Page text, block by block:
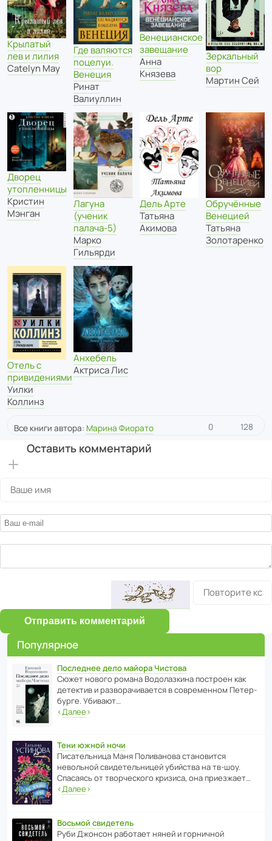
Крылатый
лев и лилия
Catelyn May
Где валяются
поцелуи.
Венеция
Ринат
Валиуллин
Венецианское
завещание
Анна
Князева
Зеркальный
вор
Мартин Сей
Дворец
утопленницы
Кристин
Мэнган
Лагуна
(ученик
палача-5)
Марко
Гильярди
Дель Арте
Татьяна
Акимова
Обручённые
Венецией
Татьяна
Золотаренко
Отель с
привидениями
Уилки
Коллинз
Анхебель
Актриса Лис
Все книги автора: Марина Фиорато 0 128
Оставить комментарий
Отправить комментарий
Популярное
Последнее дело майора Чистова
Сюжет нового романа Водо­ла­з­кина пост­роен как
дете­ктив и разво­ра­чи­ва­ется в совре­менном Пете­р­
бурге. Убивают…
‹Далее›
Тени южной ночи
Писа­тель­ница Маня Поли­ва­нова стано­вится
невольной свиде­тель­ницей убийства на тв-шоу.
Спасаясь от твор­че­с­кого кризиса, она приезжает…
‹Далее›
Восьмой свидетель
Руби Джонсон рабо­тает няней и горни­чной